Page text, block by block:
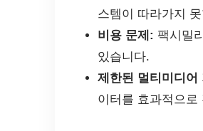
스템이 따라가지
비용 문제: 팩시밀
있습니다.
제한된 멀티미디어
이터를 효과적으로